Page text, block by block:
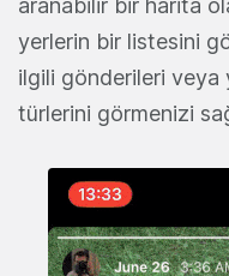
aranabilir bir harita
yerlerin bir listesini
ilgili gönderileri veya
türlerini görmenizi